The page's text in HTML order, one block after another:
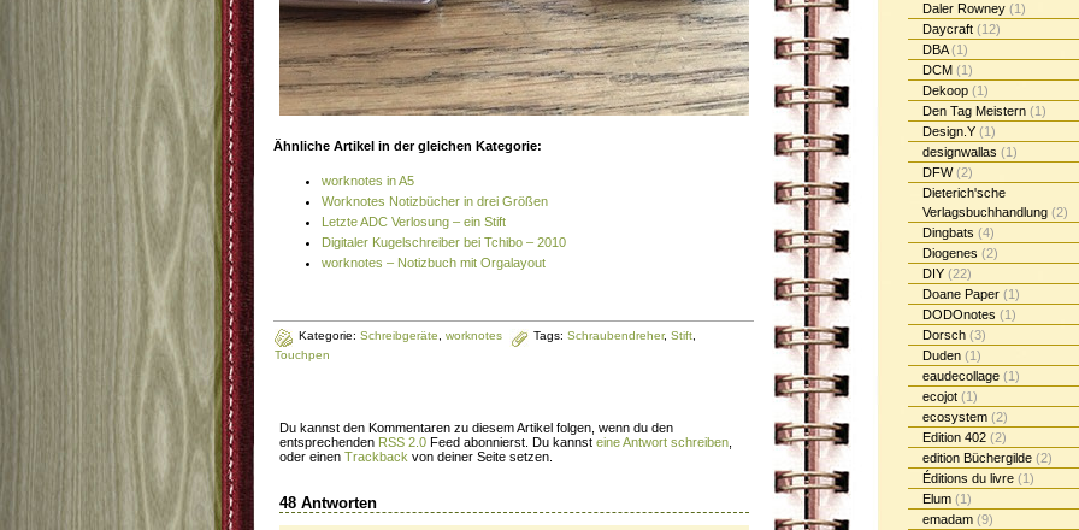
Daler Rowney (1)
Daycraft (12)
DBA(1)
DCM (1)
Dekoop (1)
Den Tag Meistern (1)
Design.Y (1)
designwallas (1)
DFW(2)
Dieterich'sche
Verlagsbuchhandlung (2)
Dingbats (4)
Diogenes (2)
DIY (22)
Doane Paper (1)
DODOnotes (1)
Dorsch (3)
Duden (1)
eaudecollage (1)
ecojot (1)
ecosystem (2)
Edition 402 (2)
edition Büchergilde (2)
Éditions du livre (1)
Elum (1)
emadam (9)
Ähnliche Artikel in der gleichen Kategorie:
worknotes in A5
Worknotes Notizbücher in drei Größen
Letzte ADC Verlosung – ein Stift
Digitaler Kugelschreiber bei Tchibo – 2010
worknotes – Notizbuch mit Orgalayout
Kategorie: Schreibgeräte worknotes Tags: Schraubendreher, Stift
Touchpen
Du kannst den Kommentaren zu diesem Artikel folgen, wenn du den
entsprechenden RSS 2.0 Feed abonnierst. Du kannst eine Antwort schreiben
oder einen Trackback von deiner Seite setzen.
48 Antworten